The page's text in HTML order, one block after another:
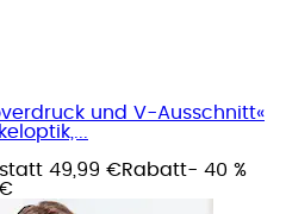
und V-Ausschnitt«
statt 49,99 €Rabatt- 40 %